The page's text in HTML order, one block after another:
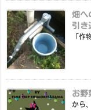
畑へ
引き
「作
お野
から